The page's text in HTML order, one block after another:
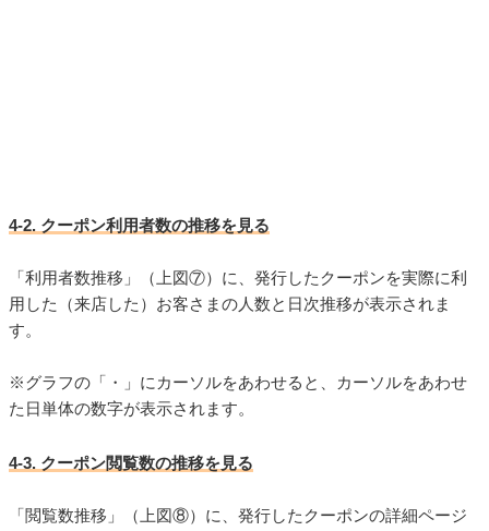
4-2. クーポン利用者数の推移を見る
「利用者数推移」（上図⑦）に、発行したクーポンを実際に利
用した（来店した）お客さまの人数と日次推移が表示されま
す。
※グラフの「・」にカーソルをあわせると、カーソルをあわせ
た日単体の数字が表示されます。
4-3. クーポン閲覧数の推移を見る
「閲覧数推移」（上図⑧）に、発行したクーポンの詳細ページ